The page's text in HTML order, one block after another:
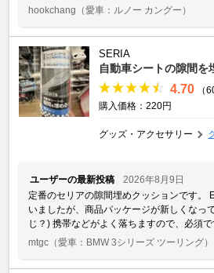
hookchang （愛車：ルノー カングー）
SERIA
自動車シートの隙間を
4.70
（
購入価格：220円
グッズ・アクセサリー
ユーザーの最新投稿
2026年8月9日
定番のセリアの隙間埋めクッションです。
いましたが、商品パッケージが新しくなっ
じ？) 携帯などがよく落ちますので、必須で
mtgc （愛車：BMW 3シリーズ ツーリング）